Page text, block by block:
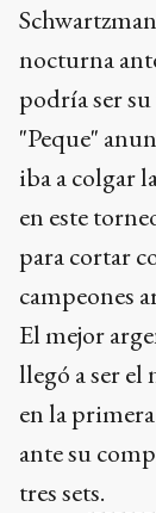
nocturna
podría ser
"Peque"
iba a colgar
en este
para cortar
campeones
El mejor
llegó a ser el
en la
ante su
tres sets.